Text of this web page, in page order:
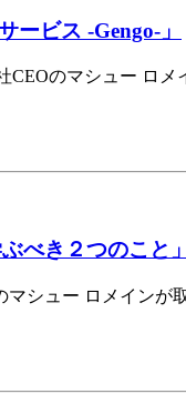
ビス ‐Gengo‐」
CEOのマシュー ロ
べき２つのこと」
シュー ロメイン